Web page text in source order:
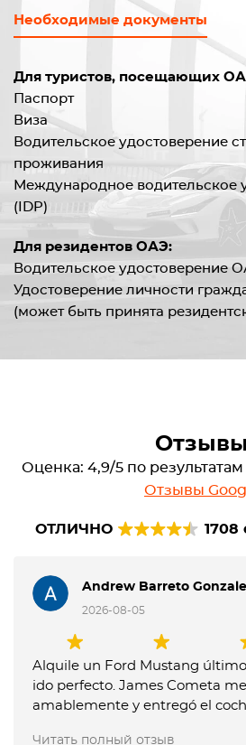
Необходимые документы
Для туристов, посещающих
Паспорт
Виза
Водительское удостоверение
проживания
Международное водительское
(IDP)
Для резидентов ОАЭ:
Водительское удостоверение
Удостоверение личности
(может быть принята
Отзывы
Оценка: 4,9/5 по
Отзывы
ОТЛИЧНО 1708
Andrew Barreto
2026-08-05
Alquile un Ford Mustang
ido perfecto. James Cometa
amablemente y entregó el
Читать полный отзыв